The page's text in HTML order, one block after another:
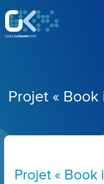
Projet «
Projet « Book